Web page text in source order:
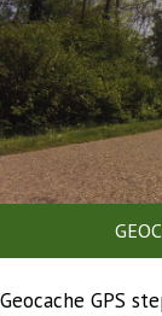
Geocache GPS